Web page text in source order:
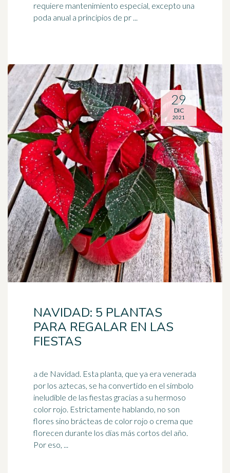
requiere mantenimiento especial, excepto una
poda anual a principios de pr ...
NAVIDAD: 5 PLANTAS
PARA REGALAR EN LAS
FIESTAS
a de Navidad. Esta planta, que ya era venerada
por los aztecas, se ha convertido en el símbolo
ineludible de las fiestas gracias a su hermoso
color rojo. Estrictamente hablando, no son
flores sino brácteas de color rojo o crema que
florecen durante los días más cortos del año.
Por eso, ...
29
DIC
2021